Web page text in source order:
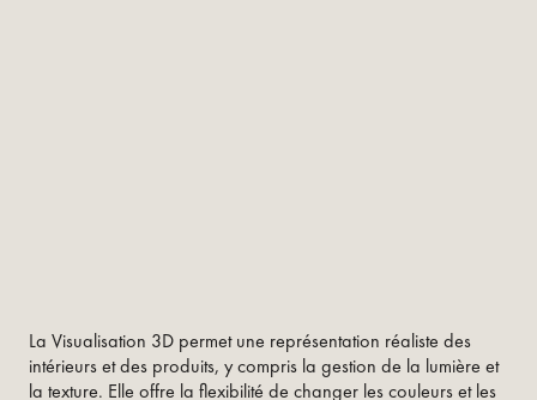
La Visualisation 3D permet une représentation réaliste des
intérieurs et des produits, y compris la gestion de la lumière et
la texture. Elle offre la flexibilité de changer les couleurs et les